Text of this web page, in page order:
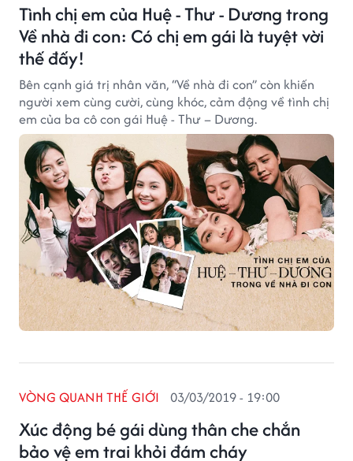
Tình chị em của Huệ - Thư - Dương trong
Về nhà đi con: Có chị em gái là tuyệt vời
thế đấy!
Bên cạnh giá trị nhân văn, ‘‘Về nhà đi con’’ còn khiến
người xem cùng cười, cùng khóc, cảm động về tình chị
em của ba cô con gái Huệ - Thư – Dương.
Xúc động bé gái dùng thân che chắn
bảo vệ em trai khỏi đám cháy
VÒNG QUANH THẾ GIỚI 03/03/2019 - 19:00